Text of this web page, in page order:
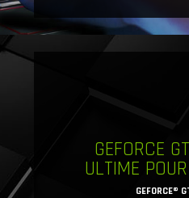
GEFORCE
ULTIME
GEFORCE®